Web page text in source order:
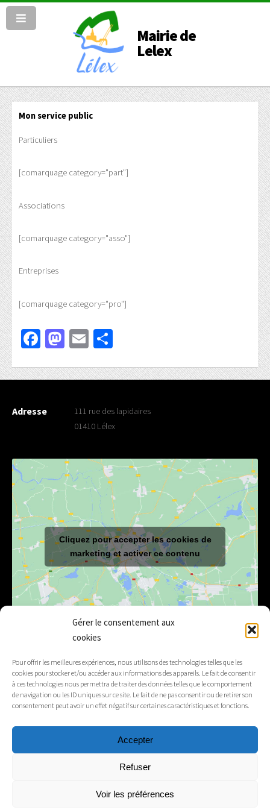
Gérer le consentement aux
cookies
Pour offrir les meilleures expériences, nous utilisons des technologies telles que les
cookies pour stocker et/ou accéder aux informations des appareils. Le fait de consentir
à ces technologies nous permettra de traiter des données telles que le comportement
de navigation ou les ID uniques sur ce site. Le fait de ne pas consentir ou de retirer son
consentement peut avoir un effet négatif sur certaines caractéristiques et fonctions.
Accepter
Refuser
Voir les préférences
Mairie de
Lelex
Mon service public
Particuliers
[comarquage category="part"]
Associations
[comarquage category="asso"]
Entreprises
[comarquage category="pro"]
Facebook
Mastodon
Email
Adresse
111 rue des lapidaires
01410 Lélex
Cliquez pour accepter les cookies de
marketing et activer ce contenu
Tél. 04 50 20 91 15
Mentions légales